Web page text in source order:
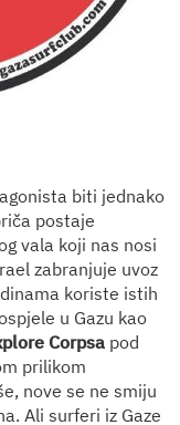
biti jednako
postaje
vala koji nas nosi
zabranjuje uvoz
koriste istih
u Gazu kao
Corpsa pod
prilikom
nove se ne smiju
Ali surferi iz Gaze